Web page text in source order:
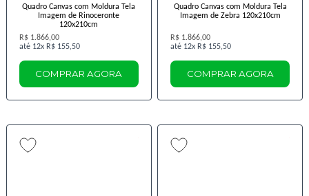
Quadro Canvas com Moldura Tela
Imagem de Rinoceronte
120x210cm
R$ 1.866,00
12x R$ 155,50
COMPRAR AGORA
Quadro Canvas com Moldura Tela
Imagem de Zebra 120x210cm
R$ 1.866,00
12x R$ 155,50
COMPRAR AGORA